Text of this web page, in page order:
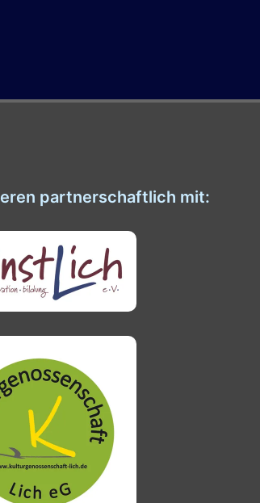
partnerschaftlich mit: